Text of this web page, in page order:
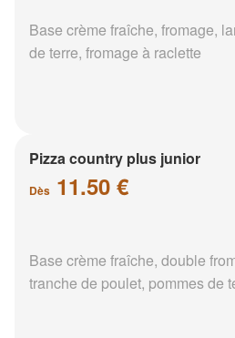
Base crème fraîche, fromage,
de terre, fromage à raclette
Pizza country plus junior
Dès 11.50 €
Base crème fraîche, double
tranche de poulet, pommes de